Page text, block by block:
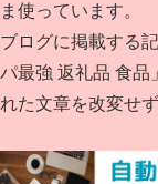
ま使っています。
ブログに掲載する
パ最強 返礼品 食品
れた文章を改変せ